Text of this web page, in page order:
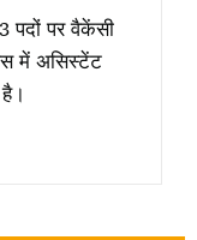
पदों पर वैकेंसी
में असिस्टेंट